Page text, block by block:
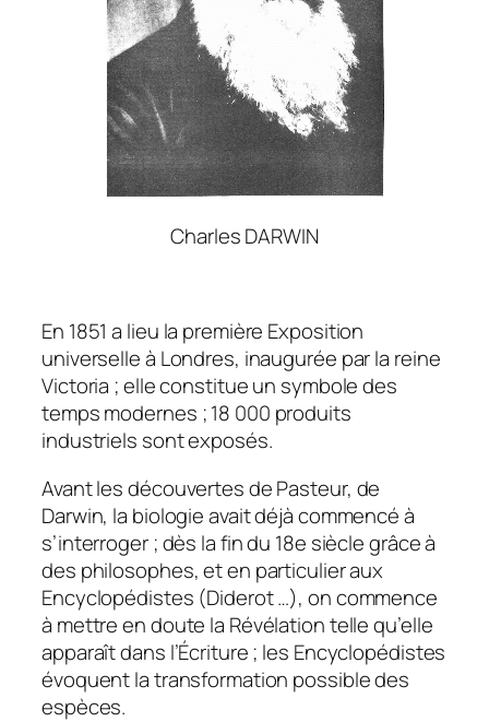
Charles DARWIN
En 1851 a lieu la première Exposition
universelle à Londres, inaugurée par la reine
Victoria ; elle constitue un symbole des
temps modernes ; 18 000 produits
industriels sont exposés.
Avant les découvertes de Pasteur, de
Darwin, la biologie avait déjà commencé à
s’interroger ; dès la fin du 18e siècle grâce à
des philosophes, et en particulier aux
Encyclopédistes (Diderot …), on commence
à mettre en doute la Révélation telle qu’elle
apparaît dans l’Écriture ; les Encyclopédistes
évoquent la transformation possible des
espèces.